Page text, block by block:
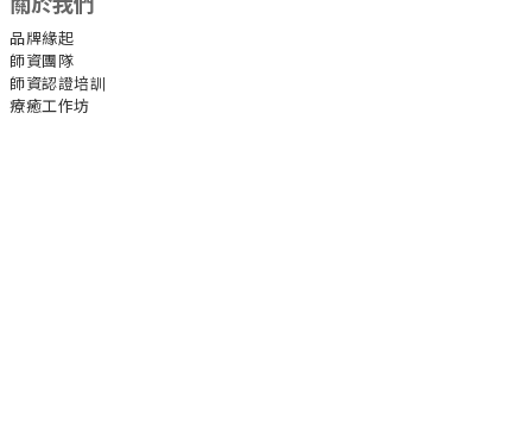
品牌緣起
師資團隊
師資認證培訓
療癒工作坊